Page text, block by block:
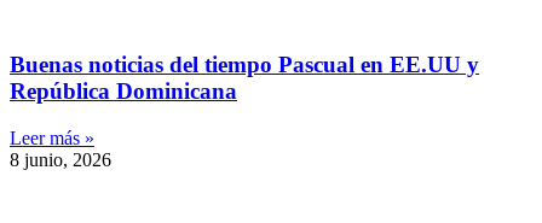
Buenas noticias del tiempo Pascual en EE.UU y
República Dominicana
Leer más »
8 junio, 2026